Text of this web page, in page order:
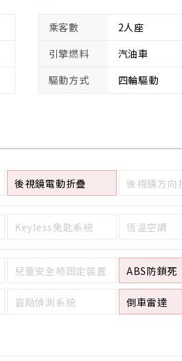
乘客數 2人座
引擎燃料
汽油車
驅動方式
四輪驅動
後視鏡電動折疊 後視鏡方向
Keyless免匙系統 恆溫空調
兒童安全椅固定裝置 ABS防鎖死
盲點偵測系統 倒車雷達